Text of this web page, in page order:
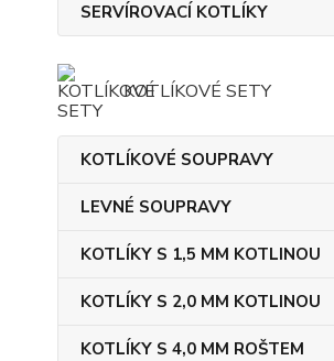
SERVÍROVACÍ KOTLÍKY
KOTLÍKOVÉ SETY
KOTLÍKOVÉ SOUPRAVY
LEVNÉ SOUPRAVY
KOTLÍKY S 1,5 MM KOTLINOU
KOTLÍKY S 2,0 MM KOTLINOU
KOTLÍKY S 4,0 MM ROŠTEM